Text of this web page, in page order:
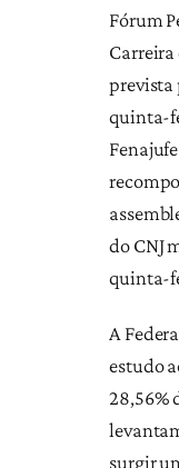
Fórum
Carreira
prevista
quinta-
do CNJ
quinta-
A
estudo
28,56%
surgir